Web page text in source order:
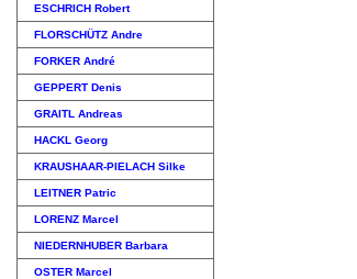
ESCHRICH Robert
FLORSCHÜTZ Andre
FORKER André
GEPPERT Denis
GRAITL Andreas
HACKL Georg
KRAUSHAAR-PIELACH Silke
LEITNER Patric
LORENZ Marcel
NIEDERNHUBER Barbara
OSTER Marcel